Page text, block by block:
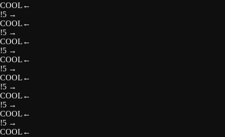
COOL ←
!5 →
COOL ←
!5 →
COOL ←
!5 →
COOL ←
!5 →
COOL ←
!5 →
COOL ←
!5 →
COOL ←
!5 →
COOL ←